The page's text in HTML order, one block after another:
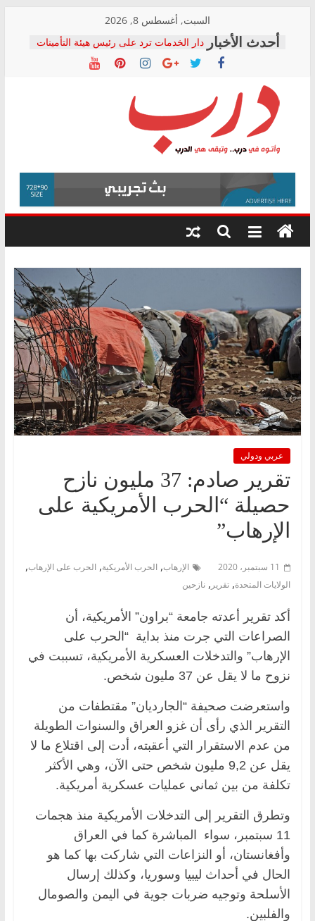
content
السبت, أغسطس 8, 2026
دار الخدمات ترد على رئيس هيئة التأمينات
بعد مؤتمره الصحفي: إنكار الأزمة لا ينهي
معاناة أصحاب المعاشات.. ونطالب بكشف
فرحات سليمان يكتب: القطاع الصحي إلى
أين؟
حزب التحالف الشعبي يطلق لجنة “الحق
في الصحة” بالإسكندرية لرصد الانتهاكات
ودعم المرضى
الوزاري لمدينة الصحفيين.. وانتهاء أعمال
إنشاء المبنى الإداري
المجلس القومي لحقوق الإنسان يعلن
متابعة قضية الدكتور محمد زهران.. ويؤكد:
قرينة البراءة وضمانات المحاكمة العادلة
درب
وأتوه
درب..
وتبقى
هي
عربي ودولي
تقرير صادم: 37 مليون نازح
حصيلة “الحرب الأمريكية على
الإرهاب”
11 سبتمبر، 2020 الإرهاب, الحرب الأمريكية, الحرب على الإرهاب,
الولايات المتحدة, تقرير , نازحين
أكد تقرير أعدته جامعة “براون” الأمريكية، أن
الصراعات التي جرت منذ بداية “الحرب على
الإرهاب” والتدخلات العسكرية الأمريكية، تسببت في
نزوح ما لا يقل عن 37 مليون شخص.
واستعرضت صحيفة “الجارديان” مقتطفات من
التقرير الذي رأى أن غزو العراق والسنوات الطويلة
من عدم الاستقرار التي أعقبته، أدت إلى اقتلاع ما لا
يقل عن 9,2 مليون شخص حتى الآن، وهي الأكثر
تكلفة من بين ثماني عمليات عسكرية أمريكية.
وتطرق التقرير إلى التدخلات الأمريكية منذ هجمات
11 سبتمبر، سواء المباشرة كما في العراق
وأفغانستان، أو النزاعات التي شاركت بها كما هو
الحال في أحداث ليبيا وسوريا، وكذلك إرسال
الأسلحة وتوجيه ضربات جوية في اليمن والصومال
والفلبين.